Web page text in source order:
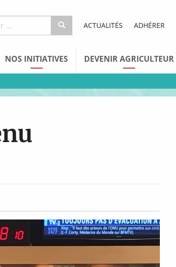
ACTUALITÉS ADHÉRER
NOS INITIATIVES DEVENIR AGRICULTEUR